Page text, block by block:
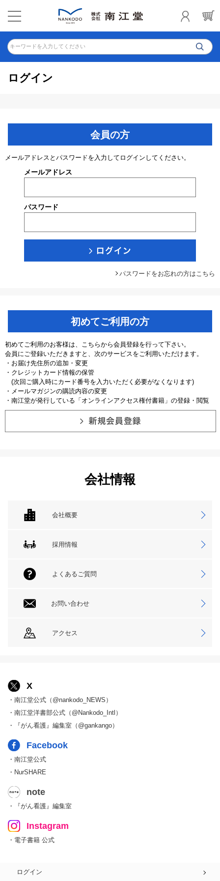
キーワードを入力してください
ログイン
会員の方
メールアドレスとパスワードを入力してログインしてください。
メールアドレス
パスワード
パスワードをお忘れの方はこちら
初めてご利用の方
初めてご利用のお客様は、こちらから会員登録を行って下さい。
会員にご登録いただきますと、次のサービスをご利用いただけます。
・お届け先住所の追加・変更
・クレジットカード情報の保管
(次回ご購入時にカード番号を入力いただく必要がなくなります)
・メールマガジンの購読内容の変更
・南江堂が発行している「オンラインアクセス権付書籍」の登録・閲覧
会社情報
会社概要
採用情報
よくあるご質問
お問い合わせ
アクセス
X
・南江堂公式（@nankodo_NEWS）
・南江堂洋書部公式（@Nankodo_Intl）
・『がん看護』編集室（@gankango）
Facebook
・南江堂公式
・NurSHARE
note
・『がん看護』編集室
Instagram
・電子書籍 公式
ログイン